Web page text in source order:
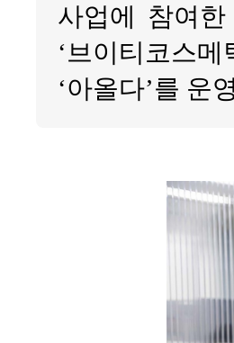
사업에 참여
‘브이티코스
‘아올다’를 운